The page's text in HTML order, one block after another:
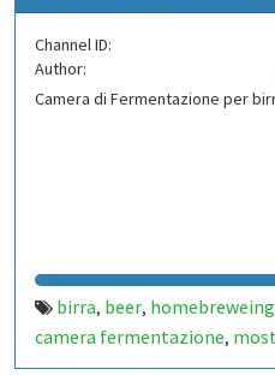
Channel ID:
Author:
Camera di Fermentazione per
birra, beer, homebreweing
camera fermentazione,